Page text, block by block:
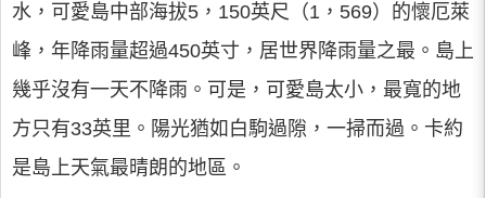
水，可愛島中部海拔5，150英尺（1，569）的懷厄萊
峰，年降雨量超過450英寸，居世界降雨量之最。島上
幾乎沒有一天不降雨。可是，可愛島太小，最寬的地
方只有33英里。陽光猶如白駒過隙，一掃而過。卡約
是島上天氣最晴朗的地區。